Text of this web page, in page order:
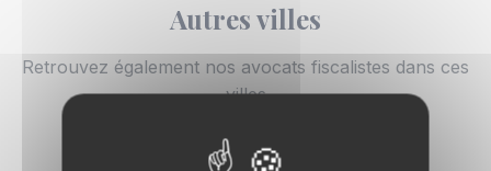
Autres villes
Retrouvez également nos avocats fiscalistes dans ces
villes